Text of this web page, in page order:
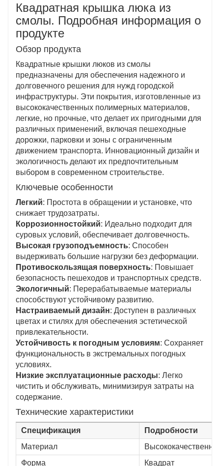
условиях.
Экологичный и пригодный для вторичной
переработки : Изготовлено из перерабатываемых
материалов, что способствует устойчивому
развитию и снижению воздействия на
окружающую среду.
Квадратная крышка люка из
смолы. Подробная информация о
продукте
Обзор продукта
Квадратные крышки люков из смолы
предназначены для обеспечения надежного и
долговечного решения для нужд городской
инфраструктуры. Эти покрытия, изготовленные из
высококачественных полимерных материалов,
легкие, но прочные, что делает их пригодными для
различных применений, включая пешеходные
дорожки, парковки и зоны с ограниченным
движением транспорта. Инновационный дизайн и
экологичность делают их предпочтительным
выбором в современном строительстве.
Ключевые особенности
Легкий: Простота в обращении и установке, что
снижает трудозатраты.
Коррозионностойкий: Идеально подходит для
суровых условий, обеспечивает долговечность.
Высокая грузоподъемность: Способен
выдерживать большие нагрузки без деформации.
Противоскользящая поверхность: Повышает
безопасность пешеходов и транспортных средств.
Экологичный: Перерабатываемые материалы
способствуют устойчивому развитию.
Настраиваемый дизайн: Доступен в различных
цветах и ​​стилях для обеспечения эстетической
привлекательности.
Устойчивость к погодным условиям: Сохраняет
функциональность в экстремальных погодных
условиях.
Низкие эксплуатационные расходы: Легко
чистить и обслуживать, минимизируя затраты на
содержание.
Технические характеристики
Спецификация
Подробности
Материал
Форма
Квадрат